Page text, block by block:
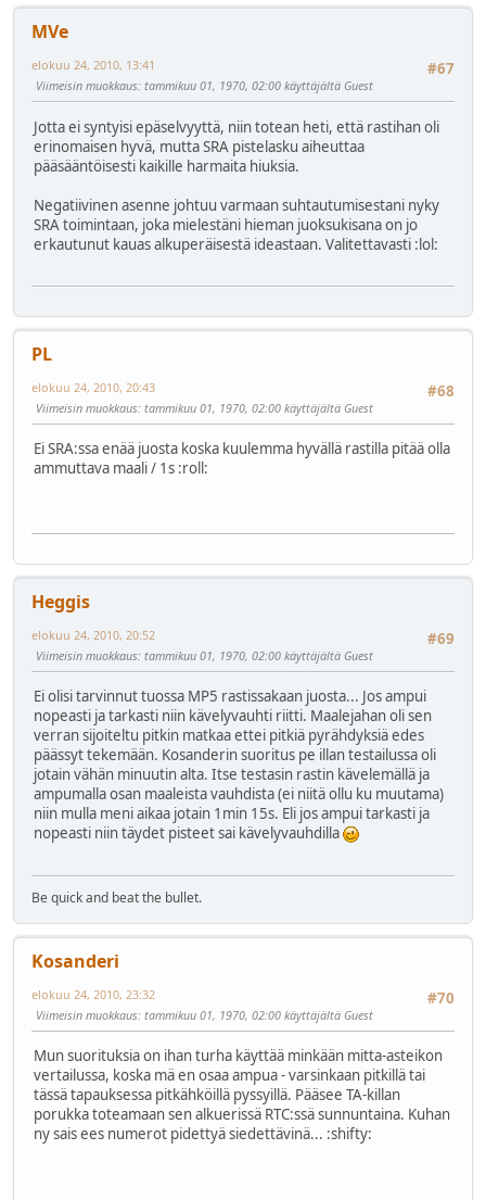
MVe
#67
elokuu 24, 2010, 13:41
Viimeisin muokkaus: tammikuu 01, 1970, 02:00 käyttäjältä Guest
Jotta ei syntyisi epäselvyyttä, niin totean heti, että rastihan oli
erinomaisen hyvä, mutta SRA pistelasku aiheuttaa
pääsääntöisesti kaikille harmaita hiuksia.
Negatiivinen asenne johtuu varmaan suhtautumisestani nyky
SRA toimintaan, joka mielestäni hieman juoksukisana on jo
erkautunut kauas alkuperäisestä ideastaan. Valitettavasti :lol:
PL
#68
elokuu 24, 2010, 20:43
Viimeisin muokkaus: tammikuu 01, 1970, 02:00 käyttäjältä Guest
Ei SRA:ssa enää juosta koska kuulemma hyvällä rastilla pitää olla
ammuttava maali / 1s :roll:
Heggis
#69
elokuu 24, 2010, 20:52
Viimeisin muokkaus: tammikuu 01, 1970, 02:00 käyttäjältä Guest
Ei olisi tarvinnut tuossa MP5 rastissakaan juosta... Jos ampui
nopeasti ja tarkasti niin kävelyvauhti riitti. Maalejahan oli sen
verran sijoiteltu pitkin matkaa ettei pitkiä pyrähdyksiä edes
päässyt tekemään. Kosanderin suoritus pe illan testailussa oli
jotain vähän minuutin alta. Itse testasin rastin kävelemällä ja
ampumalla osan maaleista vauhdista (ei niitä ollu ku muutama)
niin mulla meni aikaa jotain 1min 15s. Eli jos ampui tarkasti ja
nopeasti niin täydet pisteet sai kävelyvauhdilla
Be quick and beat the bullet.
Kosanderi
#70
elokuu 24, 2010, 23:32
Viimeisin muokkaus: tammikuu 01, 1970, 02:00 käyttäjältä Guest
Mun suorituksia on ihan turha käyttää minkään mitta-asteikon
vertailussa, koska mä en osaa ampua - varsinkaan pitkillä tai
tässä tapauksessa pitkähköillä pyssyillä. Pääsee TA-killan
porukka toteamaan sen alkuerissä RTC:ssä sunnuntaina. Kuhan
ny sais ees numerot pidettyä siedettävinä... :shifty: